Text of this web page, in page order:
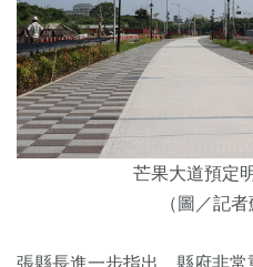
芒果大道預定
（圖／記